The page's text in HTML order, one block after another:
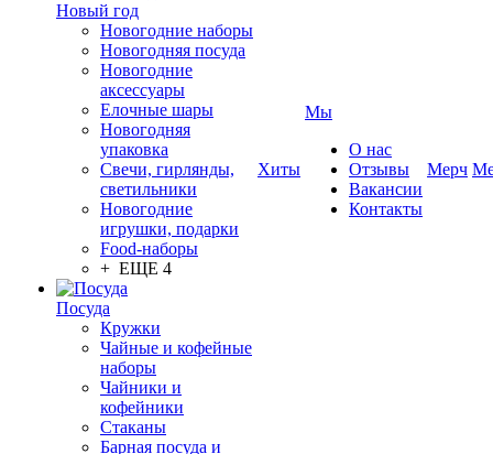
Новый год
Новогодние наборы
Новогодняя посуда
Новогодние
аксессуары
Елочные шары
Новогодняя
упаковка
Свечи, гирлянды,
светильники
Новогодние
игрушки, подарки
Food-наборы
+ ЕЩЕ 4
Посуда
Кружки
Чайные и кофейные
наборы
Чайники и
кофейники
Стаканы
Барная посуда и
Хиты
Мы
О нас
Отзывы
Вакансии
Контакты
Мерч